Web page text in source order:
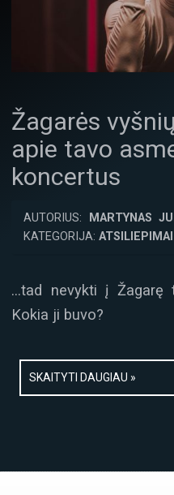
Žagarės
apie tavo
koncertus
AUTORIUS: MARTYNAS
KATEGORIJA: ATSILIEPIMAI
…tad nevykti į Žagarę
Kokia ji buvo?
SKAITYTI DAUGIAU »